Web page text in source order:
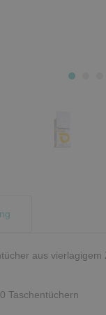
aus vierlagigem
Taschentüchern